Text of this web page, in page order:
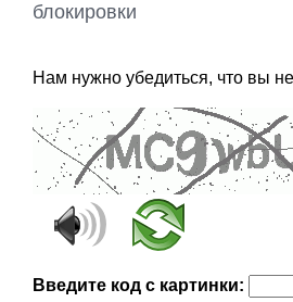
блокировки
Нам нужно убедиться, что вы
Введите код с картинки: